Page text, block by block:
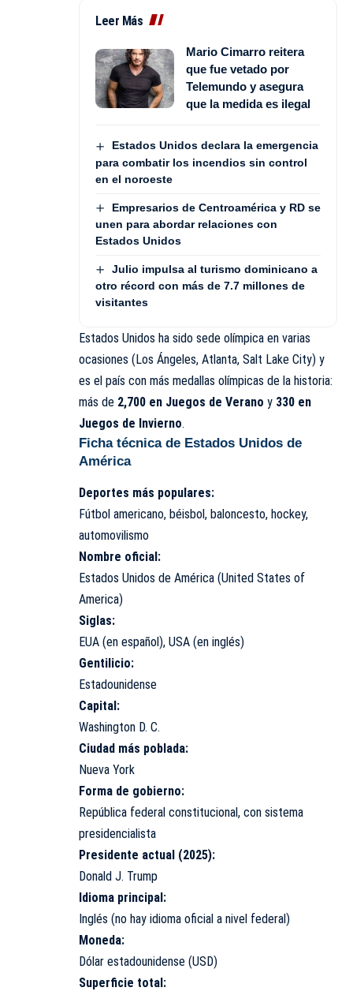
Leer Más
Mario Cimarro reitera
que fue vetado por
Telemundo y asegura
que la medida es ilegal
Estados Unidos declara la emergencia
para combatir los incendios sin control
en el noroeste
Empresarios de Centroamérica y RD se
unen para abordar relaciones con
Estados Unidos
Julio impulsa al turismo dominicano a
otro récord con más de 7.7 millones de
visitantes
Estados Unidos ha sido sede olímpica en varias
ocasiones (Los Ángeles, Atlanta, Salt Lake City) y
es el país con más medallas olímpicas de la historia:
más de 2,700 en Juegos de Verano y 330 en
Juegos de Invierno.
Ficha técnica de Estados Unidos de
América
Deportes más populares:
Fútbol americano, béisbol, baloncesto, hockey,
automovilismo
Nombre oficial:
Estados Unidos de América (United States of
America)
Siglas:
EUA (en español), USA (en inglés)
Gentilicio:
Estadounidense
Capital:
Washington D. C.
Ciudad más poblada:
Nueva York
Forma de gobierno:
República federal constitucional, con sistema
presidencialista
Presidente actual (2025):
Donald J. Trump
Idioma principal:
Inglés (no hay idioma oficial a nivel federal)
Moneda:
Dólar estadounidense (USD)
Superficie total: